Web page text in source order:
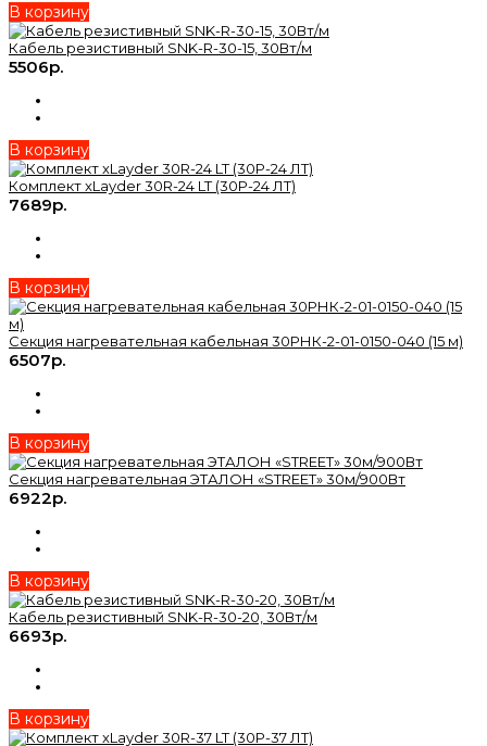
В корзину
Кабель резистивный SNK-R-30-15, 30Вт/м
5506р.
В корзину
Комплект xLayder 30R-24 LT (30Р-24 ЛТ)
7689р.
В корзину
Секция нагревательная кабельная 30РНК-2-01-0150-040 (15 м)
6507р.
В корзину
Секция нагревательная ЭТАЛОН «STREET» 30м/900Вт
6922р.
В корзину
Кабель резистивный SNK-R-30-20, 30Вт/м
6693р.
В корзину